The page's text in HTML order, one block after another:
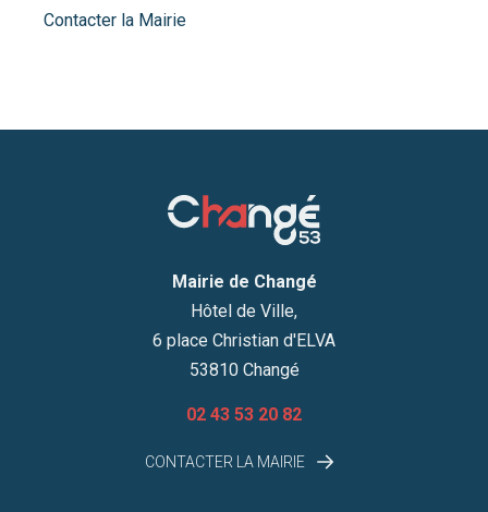
Contacter la Mairie
Mairie de Changé
Hôtel de Ville,
6 place Christian d'ELVA
53810 Changé
02 43 53 20 82
CONTACTER LA MAIRIE